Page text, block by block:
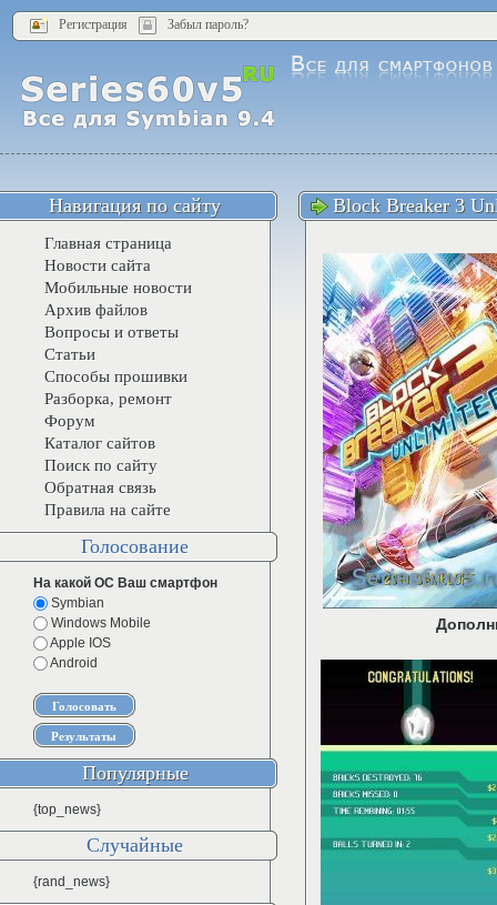
Регистрация Забыл пароль?
Block Breaker 3
Навигация по сайту
Главная страница
Новости сайта
Мобильные новости
Архив файлов
Вопросы и ответы
Статьи
Способы прошивки
Разборка, ремонт
Форум
Каталог сайтов
Поиск по сайту
Обратная связь
Правила на сайте
Голосование
На какой ОС Ваш смартфон
Symbian
Windows Mobile
Apple IOS
Android
Популярные
{top_news}
Случайные
{rand_news}